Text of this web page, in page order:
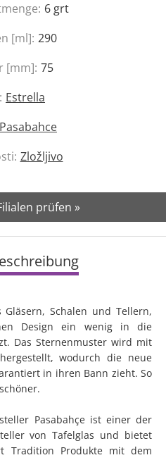
6 grt
[ml]: 290
[mm]: 75
Estrella
Pasabahce
Zložljivo
prüfen »
Schalen und Tellern,
Design ein wenig in die
Das Sternenmuster wird mit
wodurch die neue
in ihren Bann zieht. So
Pasabahçe ist einer der
von Tafelglas und bietet
Tradition Produkte mit dem